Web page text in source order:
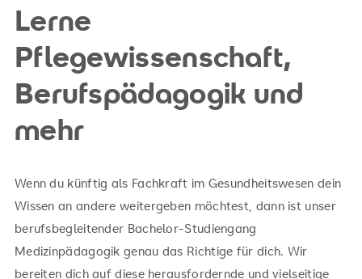
Lerne
Pflegewissenschaft,
Berufspädagogik und
mehr
Wenn du künftig als Fachkraft im Gesundheitswesen dein
Wissen an andere weitergeben möchtest, dann ist unser
berufsbegleitender Bachelor-Studiengang
Medizinpädagogik genau das Richtige für dich. Wir
bereiten dich auf diese herausfordernde und vielseitige